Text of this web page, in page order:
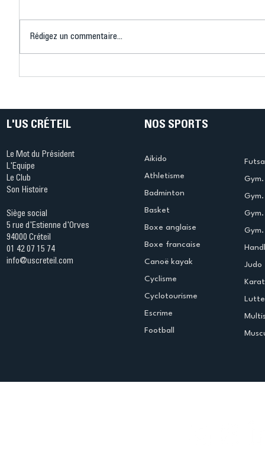
Ping ? Quand le tennis de
termine
Rédigez un commentaire...
L'US CRÉTEIL
Le Mot du Président
L'Equipe
Le Club
Son Histoire
Siège social
5 rue d'Estienne d'Orves
94000 Créteil
01 42 07 15 74
info@uscreteil.com
NOS SPORTS
Aikido
Athletisme
Badminton
Basket
Boxe anglaise
Boxe francaise
Canoë kayak
Cyclisme
Cyclotourisme
Escrime
Football
Judo
Lutte